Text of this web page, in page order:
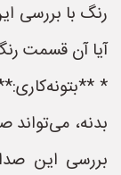
رنگ با بررسی
آیا آن قسمت
*
بدنه، می‌تواند
بررسی این